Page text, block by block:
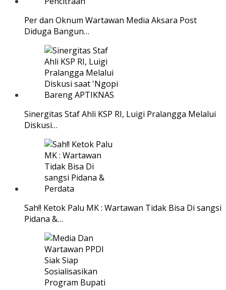
Per dan Oknum Wartawan Media Aksara Post
Diduga Bangun…
Sinergitas Staf Ahli KSP RI, Luigi Pralangga Melalui
Diskusi…
Sah!! Ketok Palu MK : Wartawan Tidak Bisa Di sangsi
Pidana &…